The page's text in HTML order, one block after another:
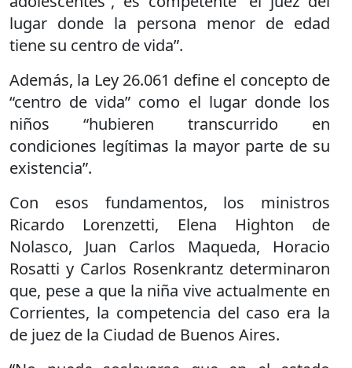
lugar donde la persona menor de edad
tiene su centro de vida”.
Además, la Ley 26.061 define el concepto de
“centro de vida” como el lugar donde los
niños “hubieren transcurrido en
condiciones legítimas la mayor parte de su
existencia”.
Con esos fundamentos, los ministros
Ricardo Lorenzetti, Elena Highton de
Nolasco, Juan Carlos Maqueda, Horacio
Rosatti y Carlos Rosenkrantz determinaron
que, pese a que la niña vive actualmente en
Corrientes, la competencia del caso era la
de juez de la Ciudad de Buenos Aires.